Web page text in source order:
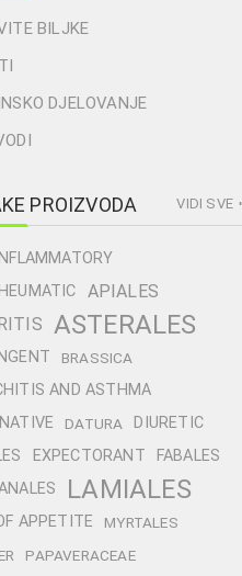
BILJKE
DJELOVANJE
PROIZVODA
APIALES
ASTERALES
BRASSICA
AND ASTHMA
DATURA
DIURETIC
EXPECTORANT
FABALES
LAMIALES
APPETITE
MYRTALES
PAPAVERACEAE
VIDI SVE